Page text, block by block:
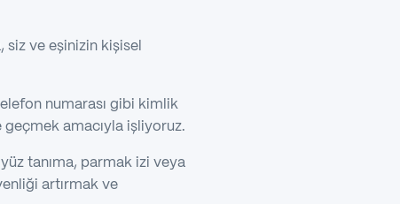
siz ve eşinizin kişisel
numarası gibi kimlik
amacıyla işliyoruz.
tanıma, parmak izi veya
artırmak ve